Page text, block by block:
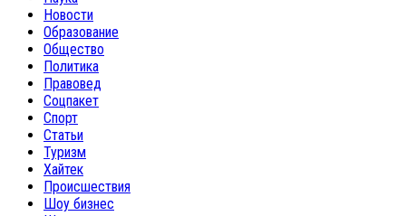
Новости
Образование
Общество
Политика
Правовед
Соцпакет
Спорт
Статьи
Туризм
Хайтек
Происшествия
Шоу бизнес